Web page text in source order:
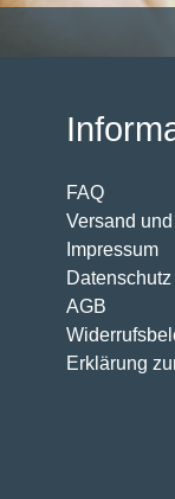
FAQ
Versand
Impressum
Datenschutz
AGB
Erklärung